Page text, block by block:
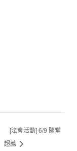
[法會活動] 6/9 隨堂
超薦